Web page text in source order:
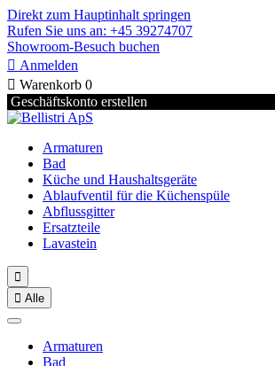
Direkt zum Hauptinhalt springen
Rufen Sie uns an: +45 39274707
Showroom-Besuch buchen
 Anmelden
 Warenkorb 0
Geschäftskonto erstellen
Armaturen
Bad
Küche und Haushaltsgeräte
Ablaufventil für die Küchenspüle
Abflussgitter
Ersatzteile
Lavastein

 Alle
Armaturen
Bad